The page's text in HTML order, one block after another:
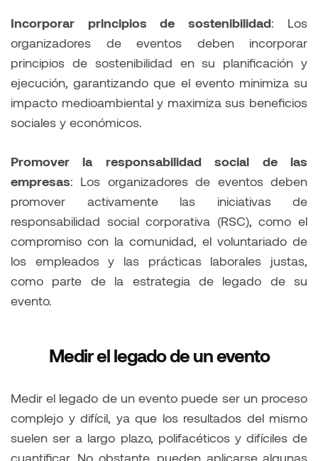
Incorporar principios de sostenibilidad: Los
organizadores de eventos deben incorporar
principios de sostenibilidad en su planificación y
ejecución, garantizando que el evento minimiza su
impacto medioambiental y maximiza sus beneficios
sociales y económicos.
Promover la responsabilidad social de las
empresas: Los organizadores de eventos deben
promover activamente las iniciativas de
responsabilidad social corporativa (RSC), como el
compromiso con la comunidad, el voluntariado de
los empleados y las prácticas laborales justas,
como parte de la estrategia de legado de su
evento.
Medir el legado de un evento
Medir el legado de un evento puede ser un proceso
complejo y difícil, ya que los resultados del mismo
suelen ser a largo plazo, polifacéticos y difíciles de
cuantificar. No obstante, pueden aplicarse algunas